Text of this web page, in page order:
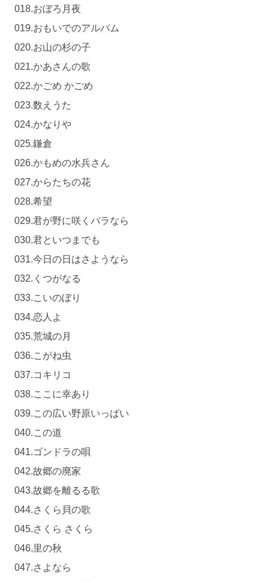
018.おぼろ月夜
019.おもいでのアルバム
020.お山の杉の子
021.かあさんの歌
022.かごめ かごめ
023.数えうた
024.かなりや
025.鎌倉
026.かもめの水兵さん
027.からたちの花
028.希望
029.君が野に咲くバラなら
030.君といつまでも
031.今日の日はさようなら
032.くつがなる
033.こいのぼり
034.恋人よ
035.荒城の月
036.こがね虫
037.コキリコ
038.ここに幸あり
039.この広い野原いっぱい
040.この道
041.ゴンドラの唄
042.故郷の廃家
043.故郷を離るる歌
044.さくら貝の歌
045.さくら さくら
046.里の秋
047.さよなら